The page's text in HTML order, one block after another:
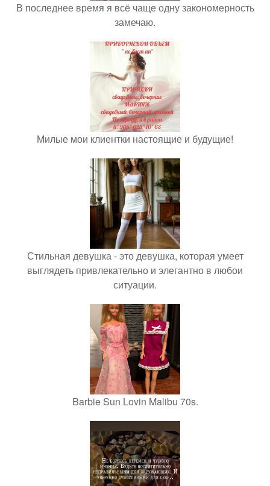
В последнее время я всё чаще одну закономерность
замечаю.
Милые мои клиентки настоящие и будущие!
Стильная девушка - это девушка, которая умеет
выглядеть привлекательно и элегантно в любои
ситуации.
Barbie Sun Lovin Malibu 70s.